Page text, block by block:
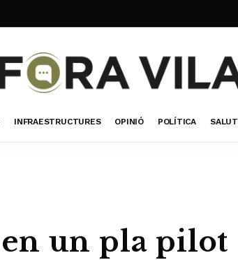
INFRAESTRUCTURES OPINIÓ POLÍTICA SALUT
un pla pilot